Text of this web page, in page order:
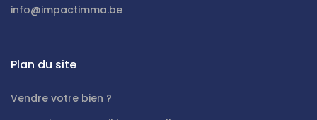
info@impactimma.be
Plan du site
Vendre votre bien ?